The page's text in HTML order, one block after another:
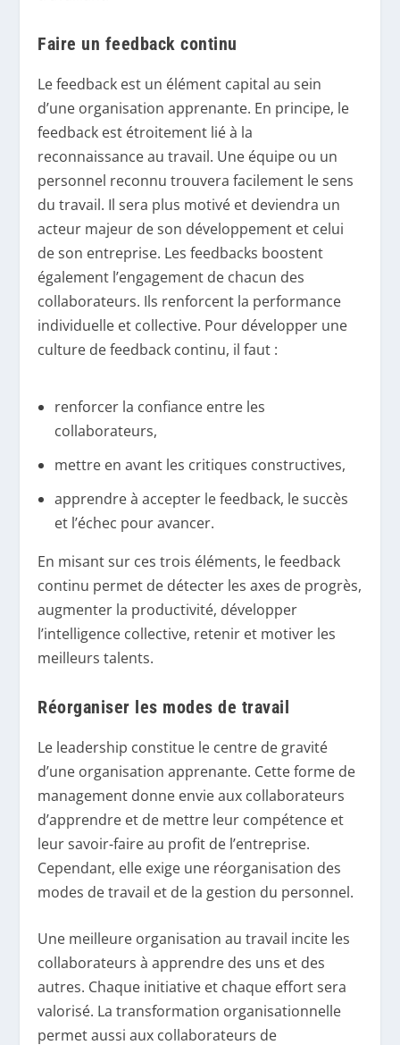
Faire un feedback continu
Le feedback est un élément capital au sein
d’une organisation apprenante. En principe, le
feedback est étroitement lié à la
reconnaissance au travail. Une équipe ou un
personnel reconnu trouvera facilement le sens
du travail. Il sera plus motivé et deviendra un
acteur majeur de son développement et celui
de son entreprise. Les feedbacks boostent
également l’engagement de chacun des
collaborateurs. Ils renforcent la performance
individuelle et collective. Pour développer une
culture de feedback continu, il faut :
renforcer la confiance entre les
collaborateurs,
mettre en avant les critiques constructives,
apprendre à accepter le feedback, le succès
et l’échec pour avancer.
En misant sur ces trois éléments, le feedback
continu permet de détecter les axes de progrès,
augmenter la productivité, développer
l’intelligence collective, retenir et motiver les
meilleurs talents.
Réorganiser les modes de travail
Le leadership constitue le centre de gravité
d’une organisation apprenante. Cette forme de
management donne envie aux collaborateurs
d’apprendre et de mettre leur compétence et
leur savoir-faire au profit de l’entreprise.
Cependant, elle exige une réorganisation des
modes de travail et de la gestion du personnel.
Une meilleure organisation au travail incite les
collaborateurs à apprendre des uns et des
autres. Chaque initiative et chaque effort sera
valorisé. La transformation organisationnelle
permet aussi aux collaborateurs de